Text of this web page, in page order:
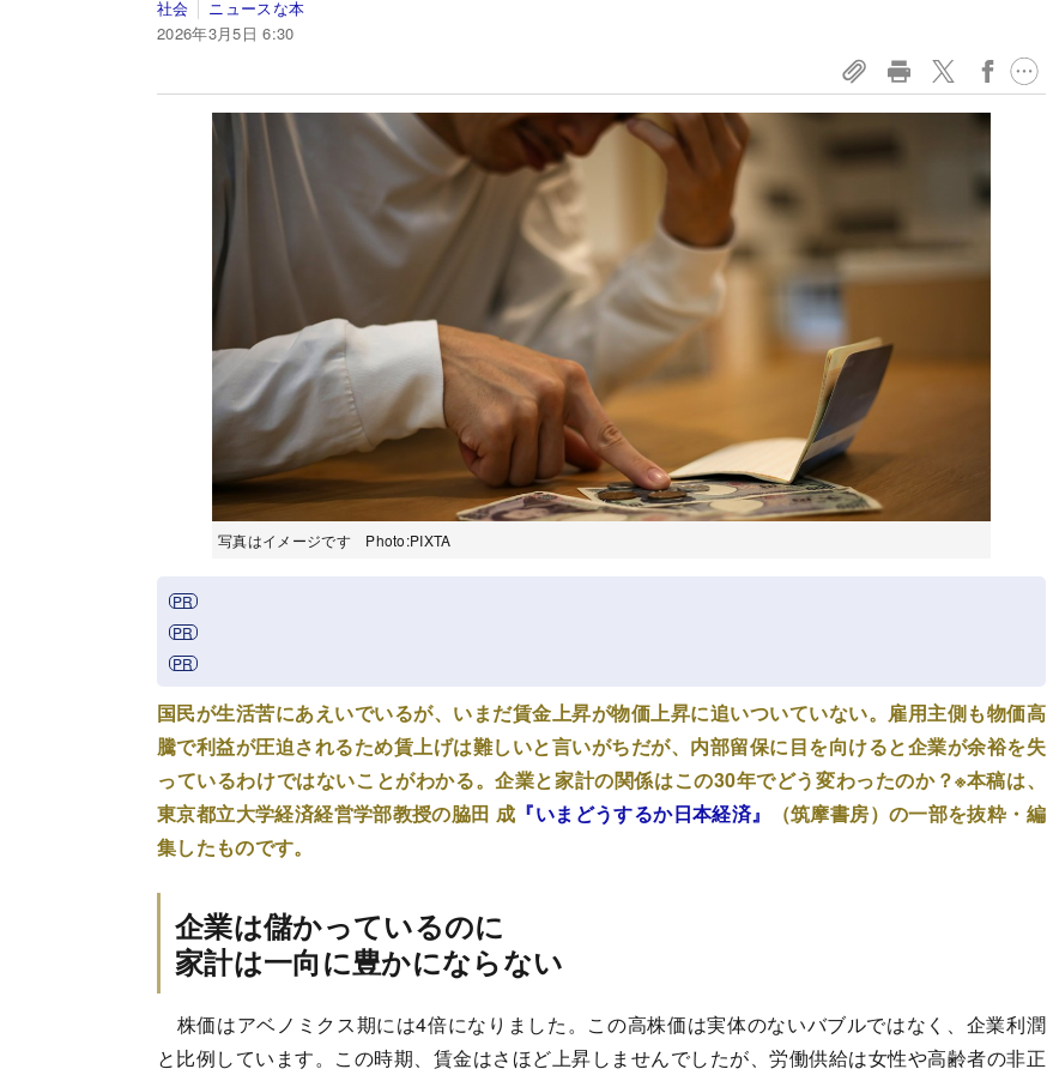
社会
ニュースな本
2026年3月5日 6:30
写真はイメージです Photo:PIXTA
国民が生活苦にあえいでいるが、いまだ賃金上昇が物価上昇に追いついていない。雇用主側も物価高
騰で利益が圧迫されるため賃上げは難しいと言いがちだが、内部留保に目を向けると企業が余裕を失
っているわけではないことがわかる。企業と家計の関係はこの30年でどう変わったのか？※本稿は、
東京都立大学経済経営学部教授の脇田 成 『いまどうするか日本経済』
（筑摩書房）の一部を抜粋・編
集したものです。
企業は儲かっているのに
家計は一向に豊かにならない
株価はアベノミクス期には4倍になりました。この高株価は実体のないバブルではなく、企業利潤
と比例しています。この時期、賃金はさほど上昇しませんでしたが、労働供給は女性や高齢者の非正